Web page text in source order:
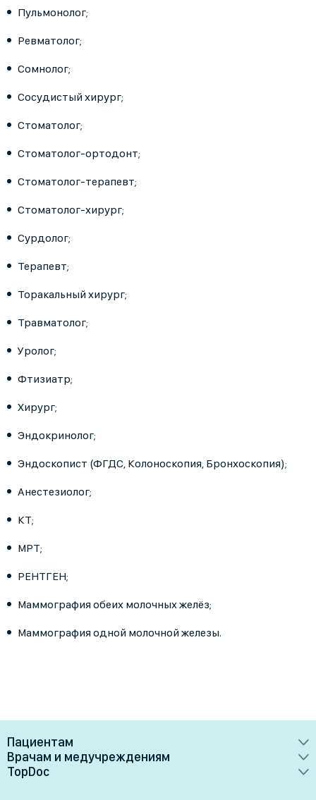
Пульмонолог;
Ревматолог;
Сомнолог;
Сосудистый хирург;
Стоматолог;
Стоматолог-ортодонт;
Стоматолог-терапевт;
Стоматолог-хирург;
Сурдолог;
Терапевт;
Торакальный хирург;
Травматолог;
Уролог;
Фтизиатр;
Хирург;
Эндокринолог;
Эндоскопист (ФГДС, Колоноскопия, Бронхоскопия);
Анестезиолог;
КТ;
МРТ;
РЕНТГЕН;
Маммография обеих молочных желёз;
Маммография одной молочной железы.
Пациентам
Врачи
Клиники
Врачам и медучреждениям
Преимущества
TopDoc